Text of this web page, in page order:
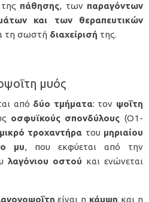
της πάθησης, των παραγόντων
και των θεραπευτικών
τη σωστή διαχείρισή της.
μυός
από δύο τμήματα: τον ψοΐτη
οσφυϊκούς σπονδύλους (Ο1-
μικρό τροχαντήρα του μηριαίου
μυ, που εκφύεται από την
λαγόνιου οστού και ενώνεται
είναι η κάμψη και η